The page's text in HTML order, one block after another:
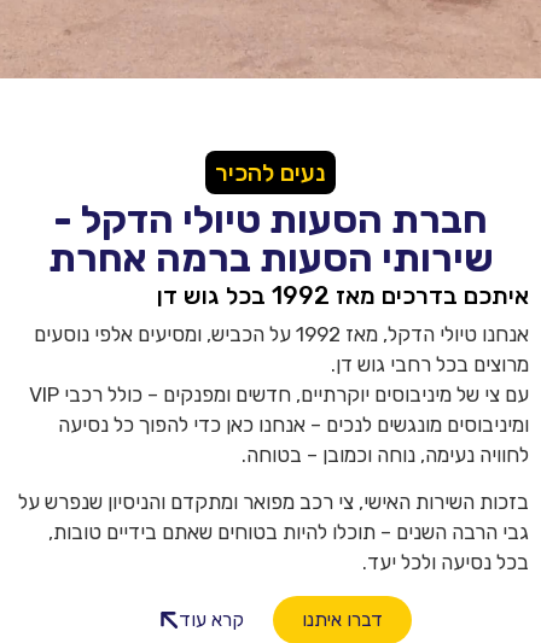
נעים להכיר
חברת הסעות טיולי הדקל -
שירותי הסעות ברמה אחרת
איתכם בדרכים מאז 1992 בכל גוש דן
אנחנו טיולי הדקל, מאז 1992 על הכביש, ומסיעים אלפי נוסעים
מרוצים בכל רחבי גוש דן.
עם צי של מיניבוסים יוקרתיים, חדשים ומפנקים – כולל רכבי VIP
ומיניבוסים מונגשים לנכים – אנחנו כאן כדי להפוך כל נסיעה
לחוויה נעימה, נוחה וכמובן – בטוחה.
בזכות השירות האישי, צי רכב מפואר ומתקדם והניסיון שנפרש על
גבי הרבה השנים – תוכלו להיות בטוחים שאתם בידיים טובות,
בכל נסיעה ולכל יעד.
דברו איתנו קרא עוד